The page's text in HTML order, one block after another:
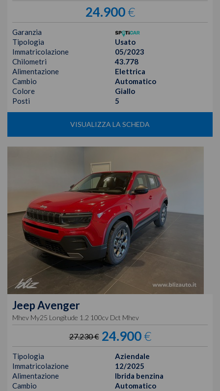
24.900€
Garanzia
Tipologia
Usato
Immatricolazione
05/2023
Chilometri
43.778
Alimentazione
Elettrica
Cambio
Automatico
Colore
Giallo
Posti
5
VISUALIZZA LA SCHEDA
JeepAvenger
Mhev My25 Longitude 1.2 100cv Dct Mhev
27.230 € 24.900€
Tipologia
Aziendale
Immatricolazione
12/2025
Alimentazione
Ibrida benzina
Cambio
Automatico